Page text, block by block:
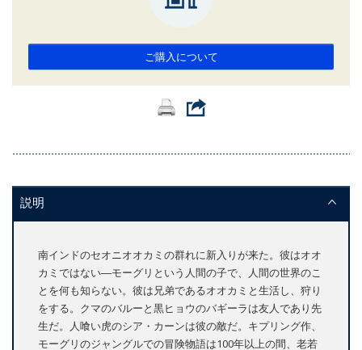
ご購入について
説明
南インドのセオニオオカミの群れに新入りが来た。彼はオオ
カミではない―モーグリという人間の子で、人間の世界のこ
とを何も知らない。彼は兄弟であるオオカミと生活し、狩り
をする。クマのバルーと黒ヒョウのバギーラは友人であり先
生だ。人喰い虎のシア・カーンは彼の敵だ。キプリング作、
モーグリのジャングルでの冒険物語は100年以上の間、老若